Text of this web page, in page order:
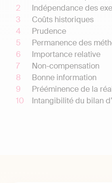
Indépendance des
Coûts historiques
Prudence
Permanence des
Importance relative
Non-compensation
Bonne information
Prééminence de la
Intangibilité du bilan